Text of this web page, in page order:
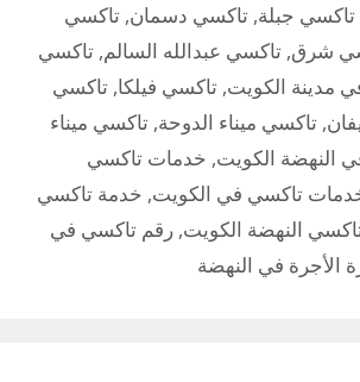
تاكسي جبلة, تاكسي دسمان, تاكسي
شرق, تاكسي عبدالله السالم, تاكسي
مدينة الكويت, تاكسي فيلكا, تاكسي
, تاكسي ميناء الدوحة, تاكسي ميناء
النهضة الكويت, خدمات تاكسي
تاكسي في الكويت, خدمة تاكسي
النهضة الكويت, رقم تاكسي في
الأجرة في النهضة